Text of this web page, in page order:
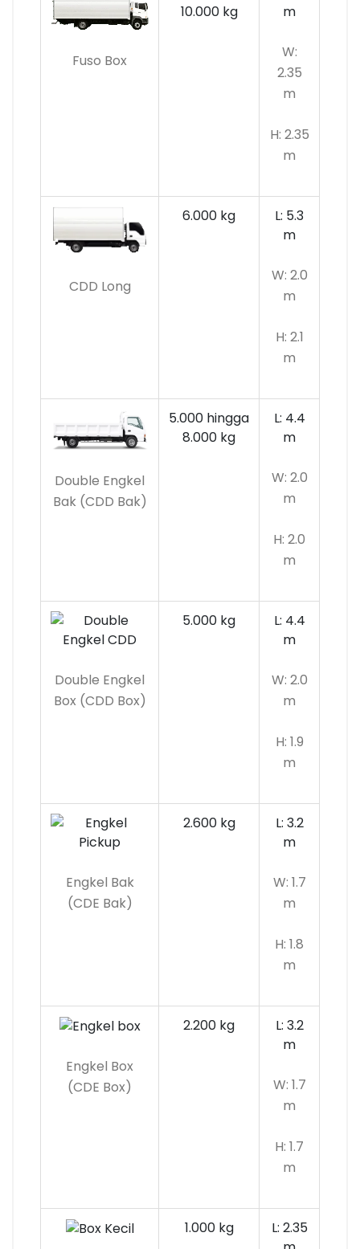
Fuso Box
10.000 kg
m
W:
2.35
m
H: 2.35
m
CDD Long
6.000 kg
L: 5.3
m
W: 2.0
m
H: 2.1
m
Double Engkel
Bak (CDD Bak)
5.000 hingga
8.000 kg
L: 4.4
m
W: 2.0
m
H: 2.0
m
Double Engkel
Box (CDD Box)
5.000 kg
L: 4.4
m
W: 2.0
m
H: 1.9
m
Engkel Bak
(CDE Bak)
2.600 kg
L: 3.2
m
W: 1.7
m
H: 1.8
m
Engkel Box
(CDE Box)
2.200 kg
L: 3.2
m
W: 1.7
m
H: 1.7
m
1.000 kg
L: 2.35